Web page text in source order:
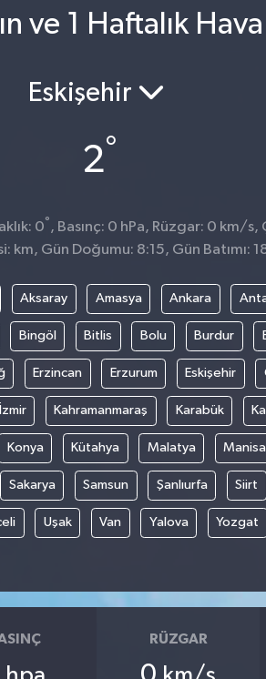
ve 1 Haftalık
Eskişehir
2°
0° , Basınç: 0 hPa, Rüzgar: 0 km/s,
km, Gün Doğumu: 8:15, Gün Batımı:
Aksaray Amasya Ankara
Bingöl Bitlis Bolu Burdur
Erzincan Erzurum Eskişehir
İzmir Kahramanmaraş Karabük
Konya Kütahya Malatya Manisa
Sakarya Samsun Şanlıurfa Siirt
Uşak Van Yalova Yozgat
RÜZGAR